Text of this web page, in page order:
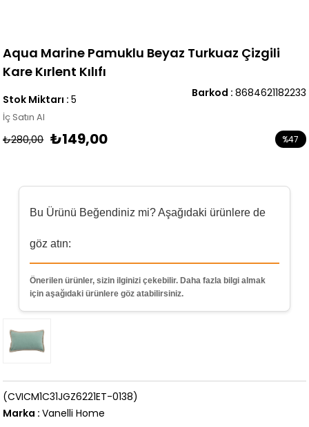
Aqua Marine Pamuklu Beyaz Turkuaz Çizgili
Kare Kırlent Kılıfı
Barkod : 8684621182233
Stok Miktarı : 5
İç Satın Al
₺280,00 ₺149,00 %47
Bu Ürünü Beğendiniz mi? Aşağıdaki ürünlere de
göz atın:
Önerilen ürünler, sizin ilginizi çekebilir. Daha fazla bilgi almak
için aşağıdaki ürünlere göz atabilirsiniz.
(CVICM1C31JGZ6221ET-0138)
Marka : Vanelli Home